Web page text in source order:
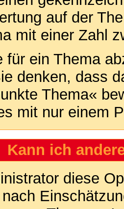
auf der
mit einer Zahl
für ein Thema
denken, dass
Thema«
mit nur einem
Kann ich
diese